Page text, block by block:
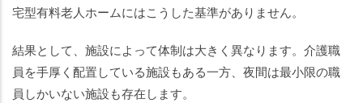
宅型有料老人ホームにはこうした基準がありません。
結果として、施設によって体制は大きく異なります。介護職
員を手厚く配置している施設もある一方、夜間は最小限の職
員しかいない施設も存在します。